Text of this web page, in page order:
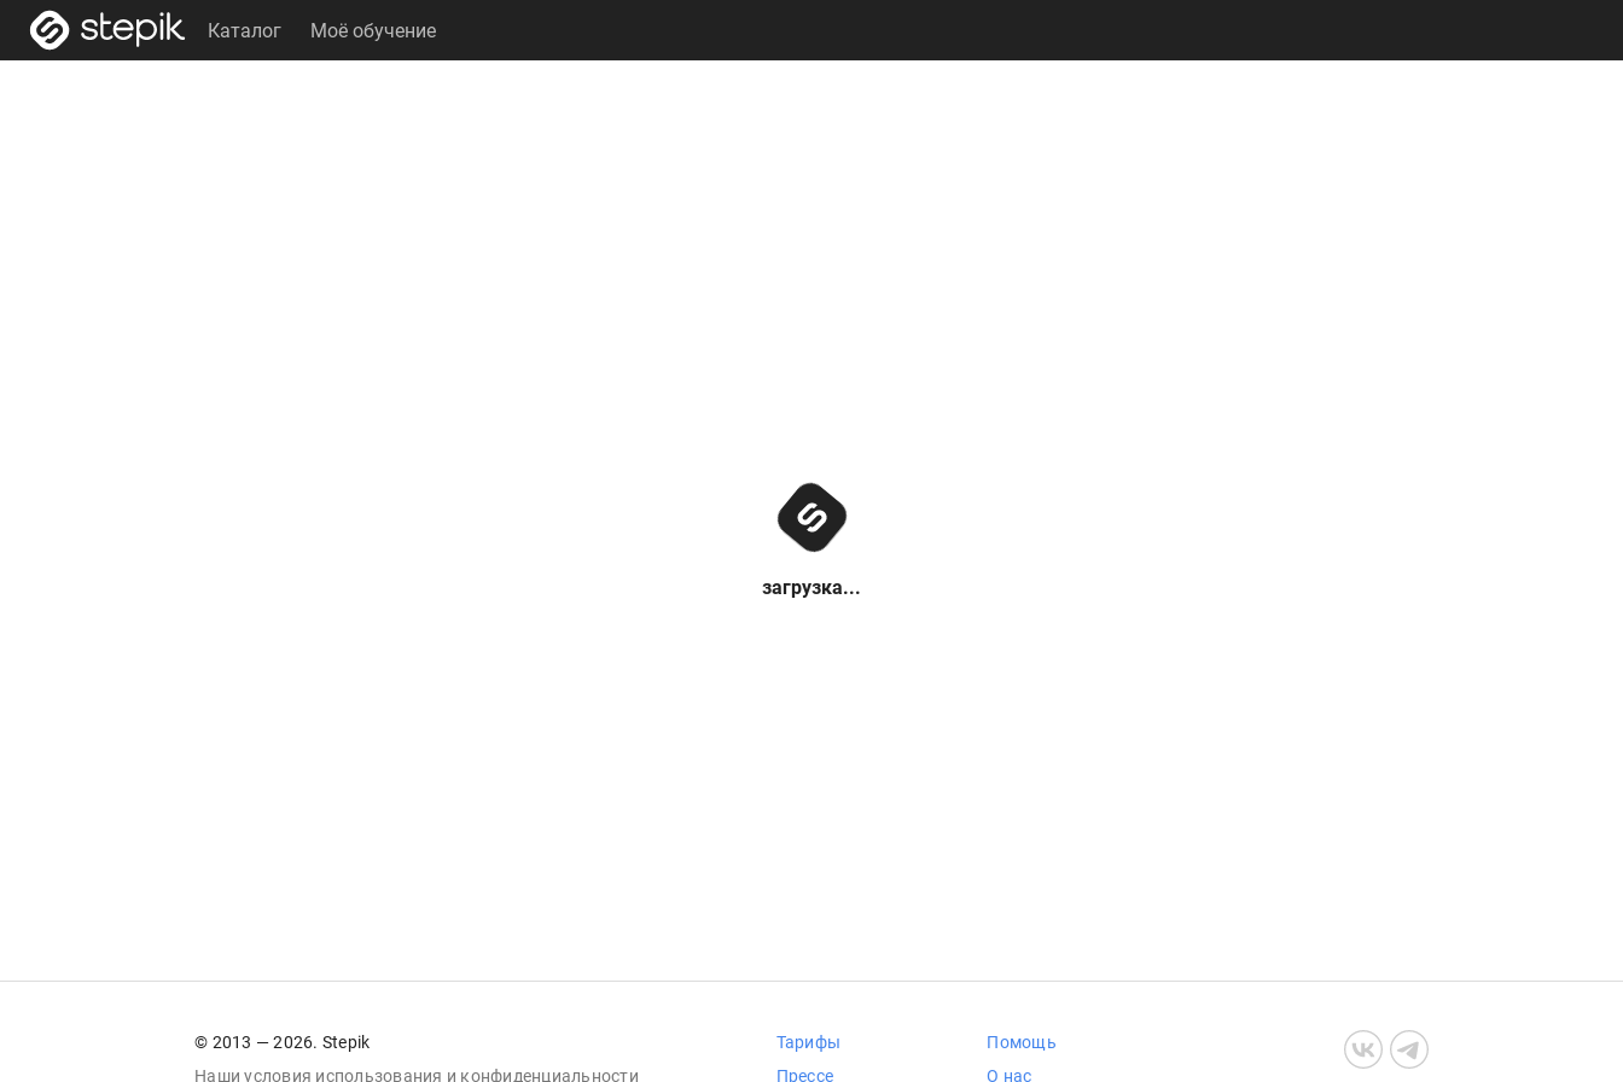
Каталог Моё обучение
загрузка...
© 2013 — 2026. Stepik
Наши условия использования и конфиденциальности
Тарифы
Прессе
Помощь
О нас